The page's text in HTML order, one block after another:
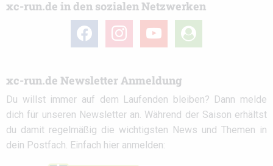
xc-run.de in den sozialen Netzwerken
facebook instagramyoutube
user-
circle
xc-run.de Newsletter Anmeldung
Du willst immer auf dem Laufenden bleiben? Dann melde
dich für unseren Newsletter an. Während der Saison erhältst
du damit regelmäßig die wichtigsten News und Themen in
dein Postfach. Einfach hier anmelden: